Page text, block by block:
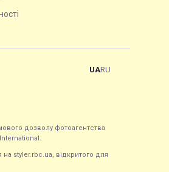
UARU
дозволу фотоагентства
styler.rbc.ua, відкритого для